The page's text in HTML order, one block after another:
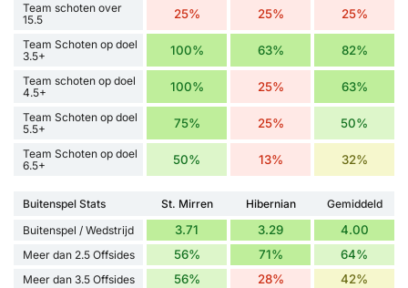
Team schoten over
15.5
25% 25% 25%
Team Schoten op doel
3.5+
100% 63% 82%
Team schoten op doel
4.5+
100% 25% 63%
Team Schoten op doel
5.5+
75% 25% 50%
Team Schoten op doel
6.5+
50% 13% 32%
Buitenspel Stats St. Mirren Hibernian
Gemiddeld
Buitenspel / Wedstrijd
3.71 3.29 4.00
Meer dan 2.5 Offsides 56% 71% 64%
Meer dan 3.5 Offsides 56% 28% 42%